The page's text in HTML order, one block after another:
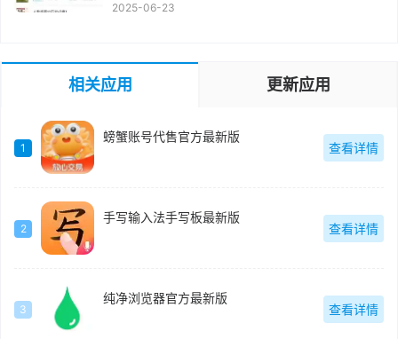
2025-06-23
相关应用 更新应用
1
螃蟹账号代售官方最新版
查看详情
2
手写输入法手写板最新版
查看详情
3
纯净浏览器官方最新版
查看详情